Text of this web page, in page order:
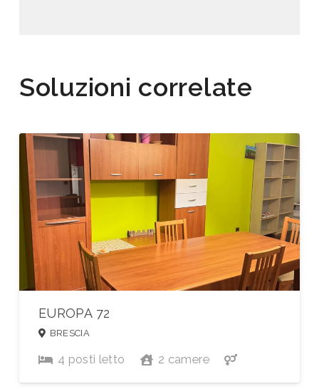
Soluzioni correlate
EUROPA 72
BRESCIA
4 posti letto 2 camere